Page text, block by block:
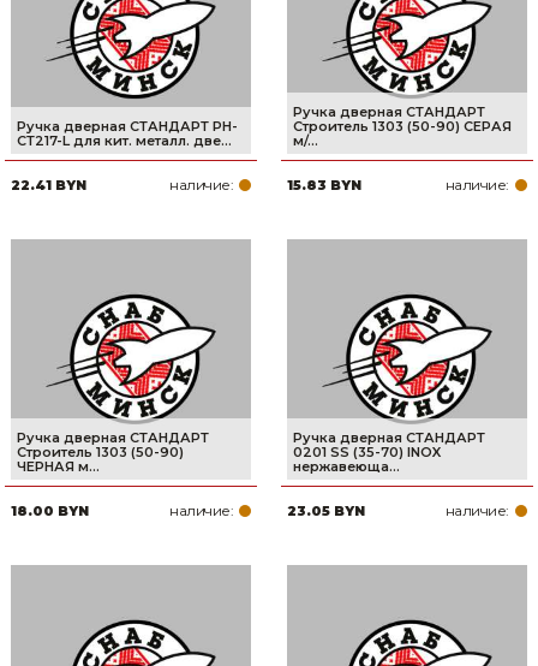
Ручка дверная СТАНДАРТ РН-
СТ217-L для кит. металл. две...
22.41 BYN наличие:
Ручка дверная СТАНДАРТ
Строитель 1303 (50-90) СЕРАЯ
м/...
15.83 BYN наличие:
Ручка дверная СТАНДАРТ
Строитель 1303 (50-90)
ЧЕРНАЯ м...
18.00 BYN наличие:
Ручка дверная СТАНДАРТ
0201 SS (35-70) INOX
нержавеюща...
23.05 BYN наличие: